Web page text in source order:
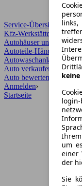
Service-Übersicht
Kfz-Werkstätten
Autohäuser und Händler
Autoteile-Händler
Autowaschanlagen
Auto verkaufen
Auto bewerten
Anmelden›
links,
um
einer
der
Sie
Startseite